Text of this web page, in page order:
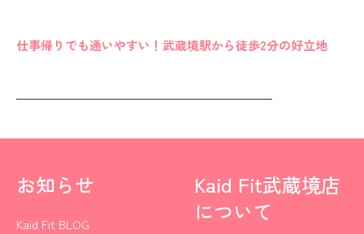
仕事帰りでも通いやすい！武蔵境駅から徒歩2分の好立地
—————————————————————
お知らせ
Kaid Fit BLOG
Kaid Fit武蔵境店
について